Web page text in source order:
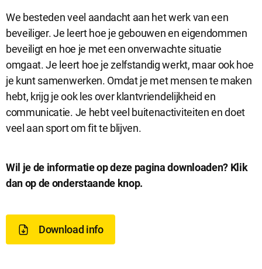
We besteden veel aandacht aan het werk van een
beveiliger. Je leert hoe je gebouwen en eigendommen
beveiligt en hoe je met een onverwachte situatie
omgaat. Je leert hoe je zelfstandig werkt, maar ook hoe
je kunt samenwerken. Omdat je met mensen te maken
hebt, krijg je ook les over klantvriendelijkheid en
communicatie. Je hebt veel buitenactiviteiten en doet
veel aan sport om fit te blijven.
D
w
n
Wil je de informatie op deze pagina downloaden? Klik
dan op de onderstaande knop.
Download info